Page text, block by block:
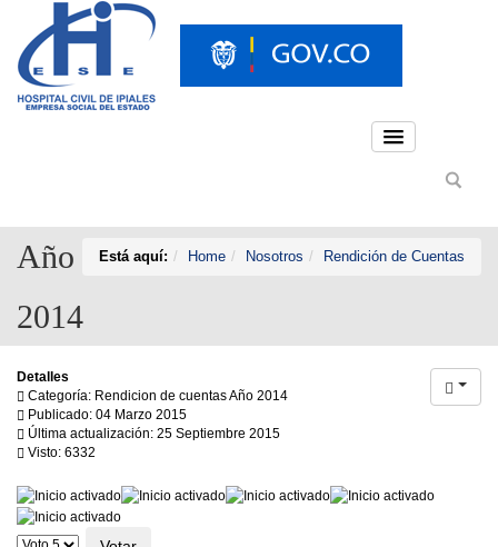
Está aquí: Home Nosotros Rendición de Cuentas
Año
2014
Detalles
Categoría: Rendicion de cuentas Año 2014
Publicado: 04 Marzo 2015
Última actualización: 25 Septiembre 2015
Visto: 6332
Ratio:5/5
Por